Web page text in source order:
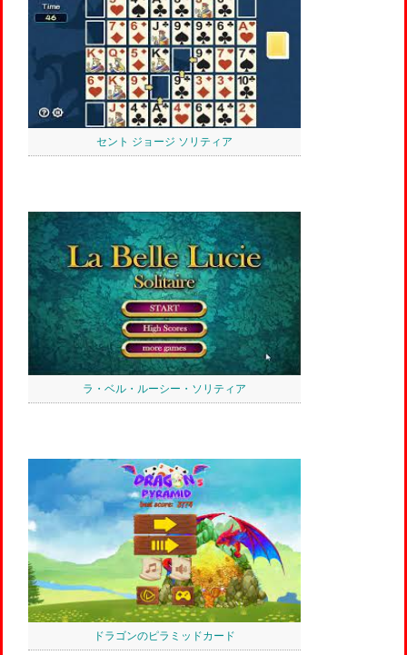
セント ジョージ ソリティア
ラ・ベル・ルーシー・ソリティア
ドラゴンのピラミッドカード